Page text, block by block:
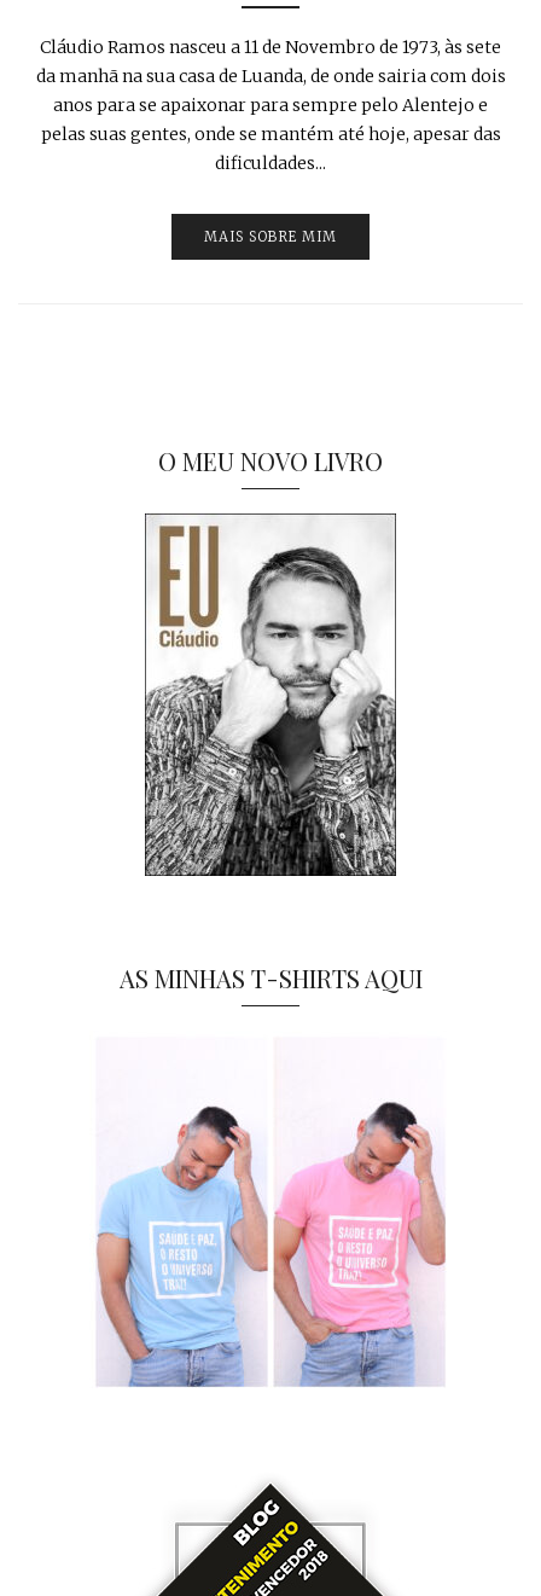
Cláudio Ramos nasceu a 11 de Novembro de 1973, às sete
da manhã na sua casa de Luanda, de onde sairia com dois
anos para se apaixonar para sempre pelo Alentejo e
pelas suas gentes, onde se mantém até hoje, apesar das
dificuldades...
MAIS SOBRE MIM
O MEU NOVO LIVRO
AS MINHAS T-SHIRTS AQUI